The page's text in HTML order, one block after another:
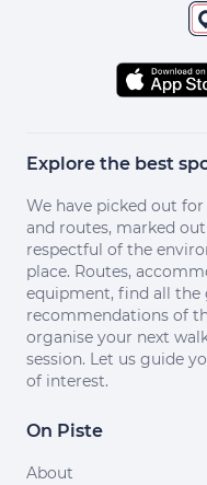
Explore the best
We have picked out
and routes, marked
respectful of the
place. Routes,
equipment, find all the
recommendations of
organise your next
session. Let us guide
of interest.
On Piste
About